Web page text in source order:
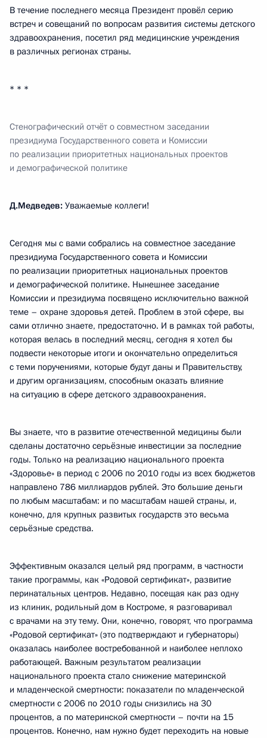
В течение последнего месяца Президент провёл серию
встреч и совещаний по вопросам развития системы детского
здравоохранения, посетил ряд медицинские учреждения
в различных регионах страны.
* * *
Стенографический отчёт о совместном заседании
президиума Государственного совета и Комиссии
по реализации приоритетных национальных проектов
и демографической политике
Д.Медведев: Уважаемые коллеги!
Сегодня мы с вами собрались на совместное заседание
президиума Государственного совета и Комиссии
по реализации приоритетных национальных проектов
и демографической политике. Нынешнее заседание
Комиссии и президиума посвящено исключительно важной
теме – охране здоровья детей. Проблем в этой сфере, вы
сами отлично знаете, предостаточно. И в рамках той работы,
которая велась в последний месяц, сегодня я хотел бы
подвести некоторые итоги и окончательно определиться
с теми поручениями, которые будут даны и Правительству,
и другим организациям, способным оказать влияние
на ситуацию в сфере детского здравоохранения.
Вы знаете, что в развитие отечественной медицины были
сделаны достаточно серьёзные инвестиции за последние
годы. Только на реализацию национального проекта
«Здоровье» в период с 2006 по 2010 годы из всех бюджетов
направлено 786 миллиардов рублей. Это большие деньги
по любым масштабам: и по масштабам нашей страны, и,
конечно, для крупных развитых государств это весьма
серьёзные средства.
Эффективным оказался целый ряд программ, в частности
такие программы, как «Родовой сертификат», развитие
перинатальных центров. Недавно, посещая как раз одну
из клиник, родильный дом в Костроме, я разговаривал
с врачами на эту тему. Они, конечно, говорят, что программа
«Родовой сертификат» (это подтверждают и губернаторы)
оказалась наиболее востребованной и наиболее неплохо
работающей. Важным результатом реализации
национального проекта стало снижение материнской
и младенческой смертности: показатели по младенческой
смертности с 2006 по 2010 годы снизились на 30
процентов, а по материнской смертности – почти на 15
процентов. Конечно, нам нужно будет переходить на новые